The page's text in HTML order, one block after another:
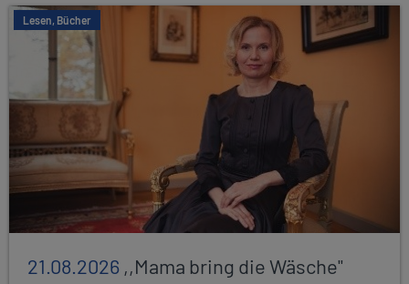
Lesen, Bücher
21.08.2026 ,,Mama bring die Wäsche"